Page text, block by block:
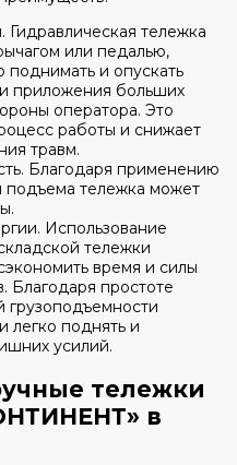
Гидравлическая тележка
или педалью,
поднимать и опускать
приложения больших
оператора. Это
работы и снижает
травм.
Благодаря применению
подъема тележка может
Использование
тележки
время и силы
Благодаря простоте
грузоподъемности
легко поднять и
усилий.
тележки
в